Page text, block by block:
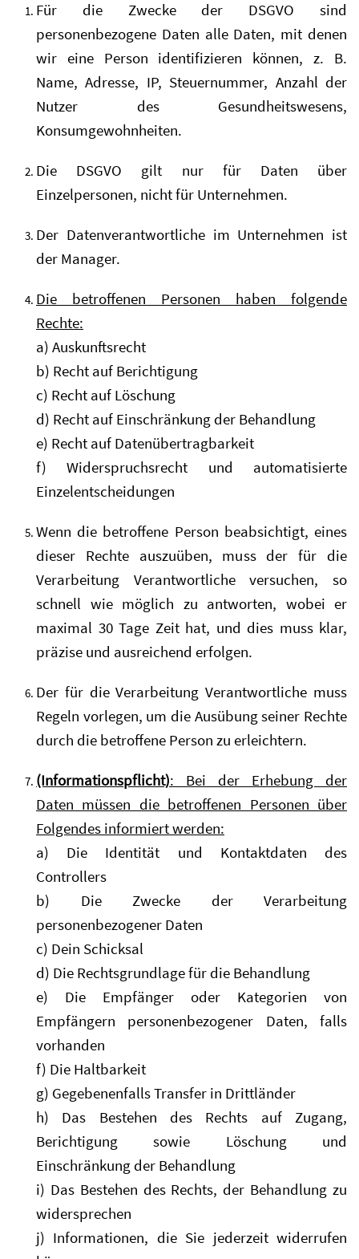
Für die Zwecke der DSGVO sind
personenbezogene Daten alle Daten, mit denen
wir eine Person identifizieren können, z. B.
Name, Adresse, IP, Steuernummer, Anzahl der
Nutzer des Gesundheitswesens,
Konsumgewohnheiten.
Die DSGVO gilt nur für Daten über
Einzelpersonen, nicht für Unternehmen.
Der Datenverantwortliche im Unternehmen ist
der Manager.
Die betroffenen Personen haben folgende
Rechte:
a) Auskunftsrecht
b) Recht auf Berichtigung
c) Recht auf Löschung
d) Recht auf Einschränkung der Behandlung
e) Recht auf Datenübertragbarkeit
f) Widerspruchsrecht und automatisierte
Einzelentscheidungen
Wenn die betroffene Person beabsichtigt, eines
dieser Rechte auszuüben, muss der für die
Verarbeitung Verantwortliche versuchen, so
schnell wie möglich zu antworten, wobei er
maximal 30 Tage Zeit hat, und dies muss klar,
präzise und ausreichend erfolgen.
Der für die Verarbeitung Verantwortliche muss
Regeln vorlegen, um die Ausübung seiner Rechte
durch die betroffene Person zu erleichtern.
(Informationspflicht): Bei der Erhebung der
Daten müssen die betroffenen Personen über
Folgendes informiert werden:
a) Die Identität und Kontaktdaten des
Controllers
b) Die Zwecke der Verarbeitung
personenbezogener Daten
c) Dein Schicksal
d) Die Rechtsgrundlage für die Behandlung
e) Die Empfänger oder Kategorien von
Empfängern personenbezogener Daten, falls
vorhanden
f) Die Haltbarkeit
g) Gegebenenfalls Transfer in Drittländer
h) Das Bestehen des Rechts auf Zugang,
Berichtigung sowie Löschung und
Einschränkung der Behandlung
i) Das Bestehen des Rechts, der Behandlung zu
widersprechen
j) Informationen, die Sie jederzeit widerrufen